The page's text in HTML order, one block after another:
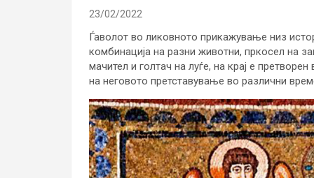
23/02/2022
Ѓаволот во ликовното прикажување низ
комбинација на разни животни, пркосел на
мачител и голтач на луѓе, на крај е
на неговото претставување во различни